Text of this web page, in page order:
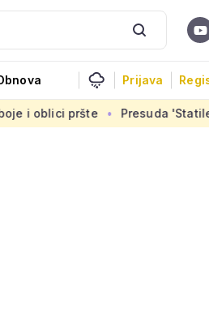
Prijava
Presuda 'Statileo protiv